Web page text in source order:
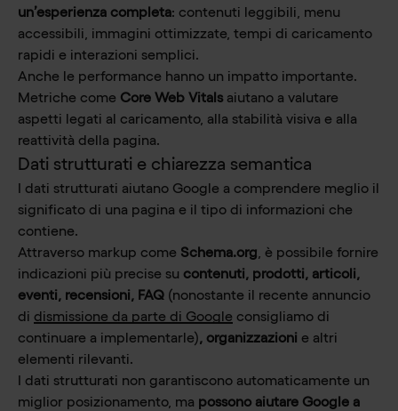
un’esperienza completa: contenuti leggibili, menu
accessibili, immagini ottimizzate, tempi di caricamento
rapidi e interazioni semplici.
Anche le performance hanno un impatto importante.
Metriche come Core Web Vitals aiutano a valutare
aspetti legati al caricamento, alla stabilità visiva e alla
reattività della pagina.
Dati strutturati e chiarezza semantica
I dati strutturati aiutano Google a comprendere meglio il
significato di una pagina e il tipo di informazioni che
contiene.
Attraverso markup come Schema.org , è possibile fornire
indicazioni più precise su contenuti, prodotti, articoli,
eventi, recensioni, FAQ (nonostante il recente annuncio
di dismissione da parte di Google consigliamo di
continuare a implementarle), organizzazioni e altri
elementi rilevanti.
I dati strutturati non garantiscono automaticamente un
miglior posizionamento, ma possono aiutare Google a